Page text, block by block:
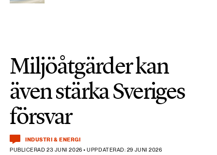
Miljöåtgärder kan
även stärka Sveriges
försvar
INDUSTRI & ENERGI
PUBLICERAD 23 JUNI 2026 • UPPDATERAD: 29 JUNI 2026